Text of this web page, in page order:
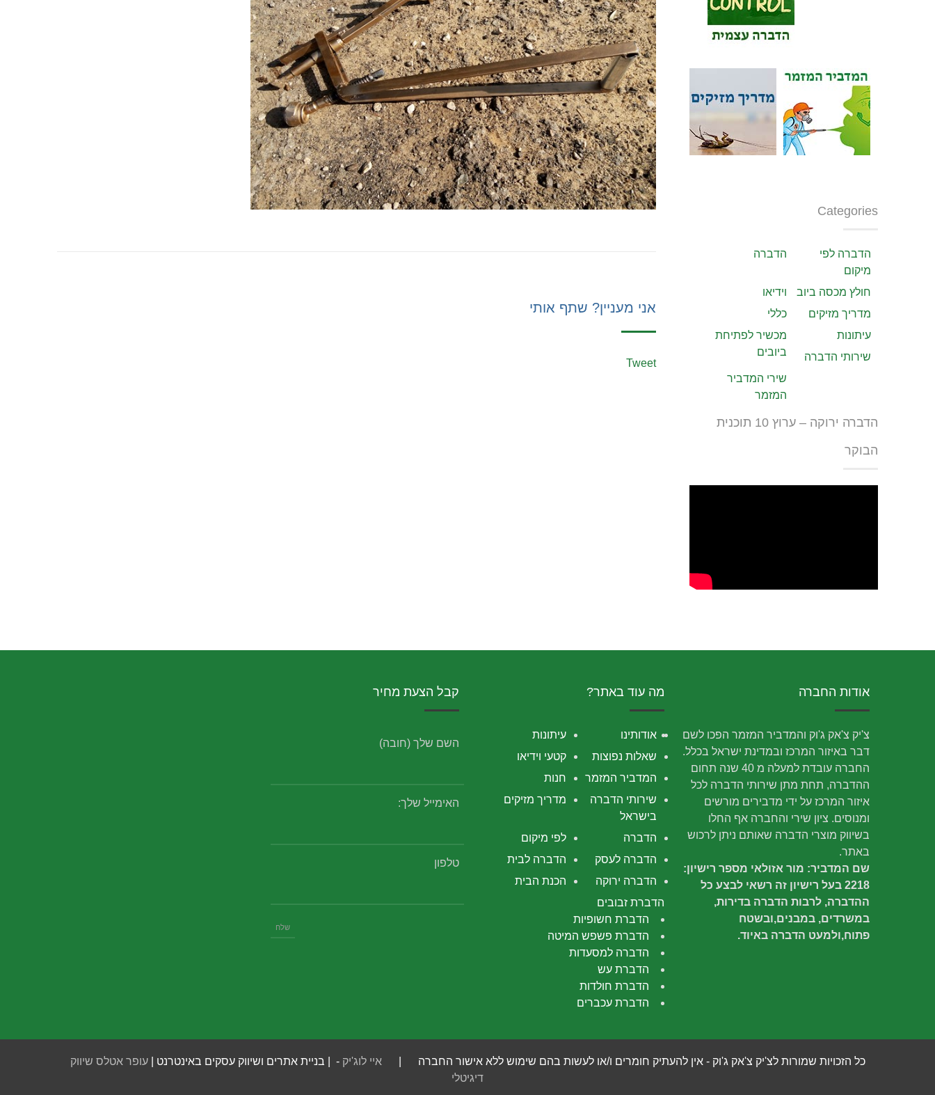
אני מעניין? שתף אותי
Tweet
Categories
הדברה
הדברה לפי
מיקום
וידיאו
חולץ מכסה ביוב
כללי
מדריך מזיקים
מכשיר לפתיחת
ביובים
עיתונות
שירותי הדברה
שירי המדביר
המזמר
הדברה ירוקה – ערוץ 10 תוכנית
הבוקר
אודות החברה
צ'יק צ'אק ג'וק והמדביר המזמר הפכו לשם
דבר באיזור המרכז ובמדינת ישראל בכלל.
החברה עובדת למעלה מ 40 שנה תחום
ההדברה, תחת מתן שירותי הדברה לכל
איזור המרכז על ידי מדבירים מורשים
ומנוסים. ציון שירי והחברה אף החלו
בשיווק מוצרי הדברה שאותם ניתן לרכוש
באתר.
שם המדביר: מור אזולאי מספר רישיון:
2218 בעל רישיון זה רשאי לבצע כל
ההדברה, לרבות הדברה בדירות,
במשרדים, במבנים,ובשטח
פתוח,ולמעט הדברה באיוד.
מה עוד באתר?
עיתונות
אודותינו
קטעי וידיאו
שאלות נפוצות
חנות
המדביר המזמר
מדריך מזיקים
שירותי הדברה
בישראל
לפי מיקום
הדברה
הדברה לבית
הדברה לעסק
הכנת הבית
הדברה ירוקה
הדברת זבובים
הדברת חשופיות
הדברת פשפש המיטה
הדברה למסעדות
הדברת עש
הדברת חולדות
הדברת עכברים
קבל הצעת מחיר
השם שלך (חובה)
האימייל שלך:
טלפון
כל הזכויות שמורות לצ'יק צ'אק ג'וק - אין להעתיק חומרים ו/או לעשות בהם שימוש ללא אישור החברה |איי לוג'יק - | בניית אתרים ושיווק עסקים באינטרנט |עופר אטלס שיווק
דיגיטלי